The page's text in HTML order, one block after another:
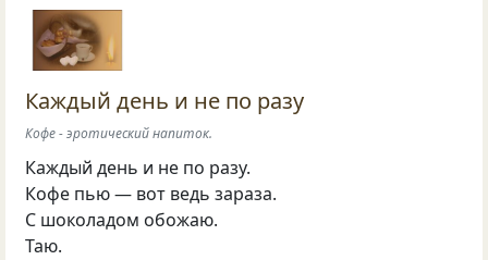
Каждый день и не по разу
Кофе - эротический напиток.
Каждый день и не по разу.
Кофе пью — вот ведь зараза.
С шоколадом обожаю.
Таю.